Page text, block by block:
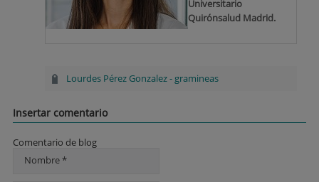
Universitario
Quirónsalud Madrid.
Lourdes Pérez Gonzalez- gramineas
Insertar comentario
Comentario de blog
Nombre *